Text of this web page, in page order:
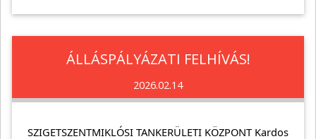
ÁLLÁSPÁLYÁZATI FELHÍVÁS!
2026.02.14
SZIGETSZENTMIKLÓSI TANKERÜLETI KÖZPONT Kardos